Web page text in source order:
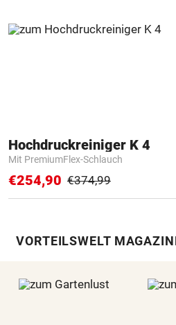
Hochdruckreiniger K 4
Mit PremiumFlex-Schlauch
€254,90 €374,99
VORTEILSWELT